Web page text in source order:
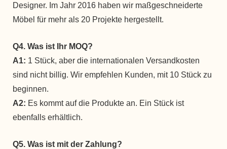
Designer. Im Jahr 2016 haben wir maßgeschneiderte
Möbel für mehr als 20 Projekte hergestellt.
Q4. Was ist Ihr MOQ?
A1: 1 Stück, aber die internationalen Versandkosten
sind nicht billig. Wir empfehlen Kunden, mit 10 Stück zu
beginnen.
A2: Es kommt auf die Produkte an. Ein Stück ist
ebenfalls erhältlich.
Q5. Was ist mit der Zahlung?